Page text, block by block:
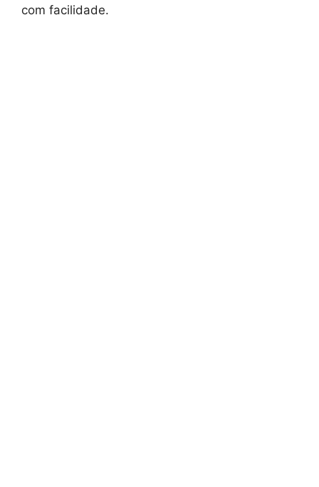
com facilidade.